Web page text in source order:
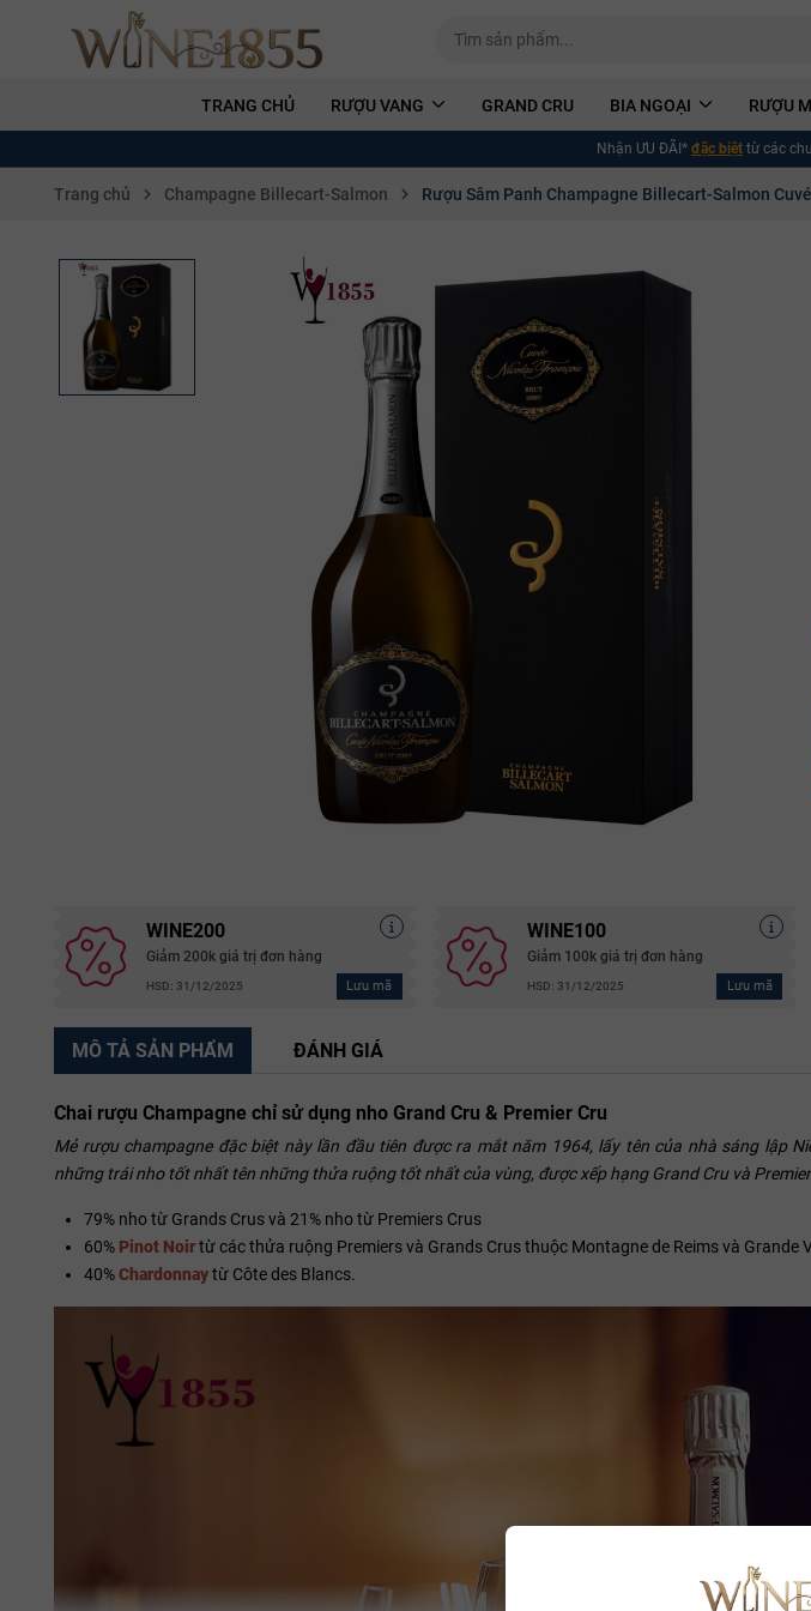
TRANG CHỦ RƯỢU VANG GRAND CRU BIA NGOẠI RƯỢU
Nhận ƯU ĐÃI* đặc biệt từ các
Trang chủ Champagne Billecart-Salmon Rượu Sâm Panh Champagne Billecart-Salmon
WINE200
Giảm 200k giá trị đơn hàng
HSD: 31/12/2025 Lưu mã
WINE100
Giảm 100k giá trị đơn hàng
HSD: 31/12/2025 Lưu mã
THANH
MÔ TẢ SẢN PHẨM ĐÁNH GIÁ
Chai rượu Champagne chỉ sử dụng nho Grand Cru & Premier Cru
Mẻ rượu champagne đặc biệt này lần đầu tiên được ra mắt năm 1964, lấy tên của nhà sáng lập
những trái nho tốt nhất tên những thửa ruộng tốt nhất của vùng, được xếp hạng Grand Cru và Premier
79% nho từ Grands Crus và 21% nho từ Premiers Crus
60% Pinot Noirtừ các thửa ruộng Premiers và Grands Crus thuộc Montagne de Reims và Grande
40%Chardonnaytừ Côte des Blancs.